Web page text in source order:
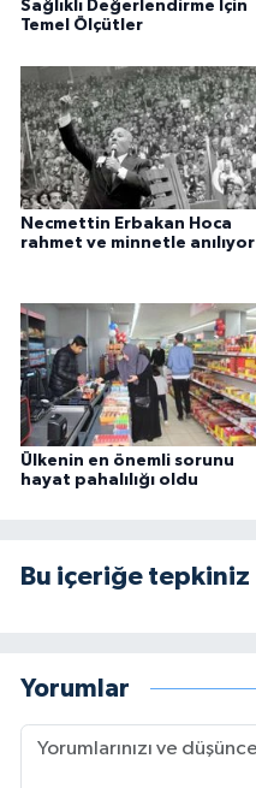
Sağlıklı Değerlendirme İçin
Temel Ölçütler
Necmettin Erbakan Hoca
rahmet ve minnetle anılıyor
Ülkenin en önemli sorunu
hayat pahalılığı oldu
Bu içeriğe tepkiniz
Yorumlar